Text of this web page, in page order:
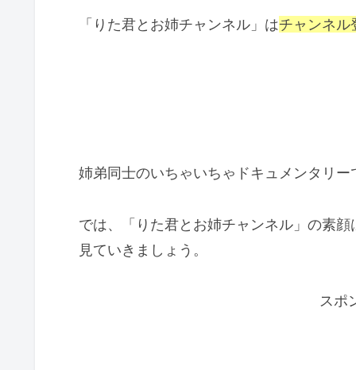
「りた君とお姉チャンネル」はチャンネル
姉弟同士のいちゃいちゃドキュメンタリ
では、「りた君とお姉チャンネル」の素
見ていきましょう。
スポ